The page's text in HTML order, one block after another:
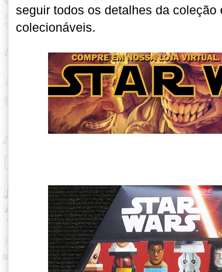
seguir todos os detalhes da
colecionáveis.